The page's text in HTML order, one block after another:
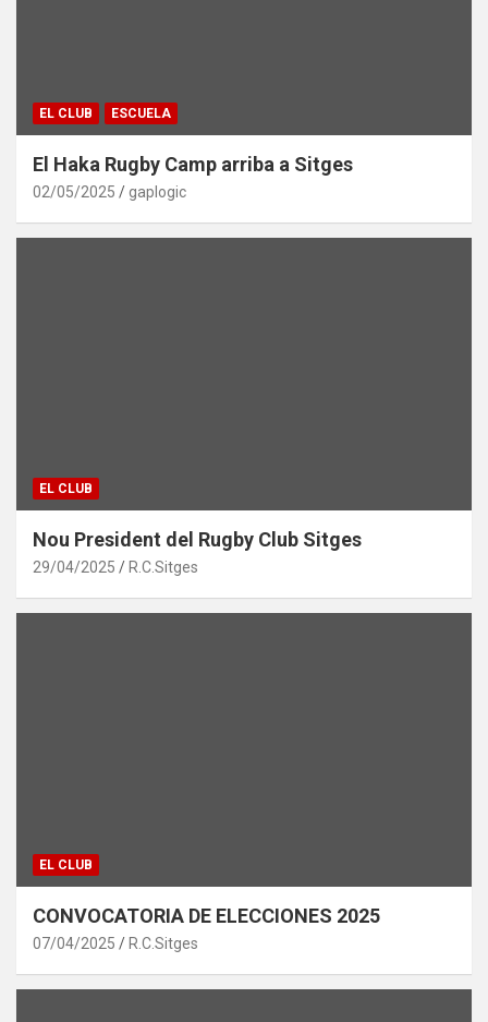
EL CLUB ESCUELA
El Haka Rugby Camp arriba a Sitges
02/05/2025 gaplogic
EL CLUB
Nou President del Rugby Club Sitges
29/04/2025 R.C.Sitges
EL CLUB
CONVOCATORIA DE ELECCIONES 2025
07/04/2025 R.C.Sitges